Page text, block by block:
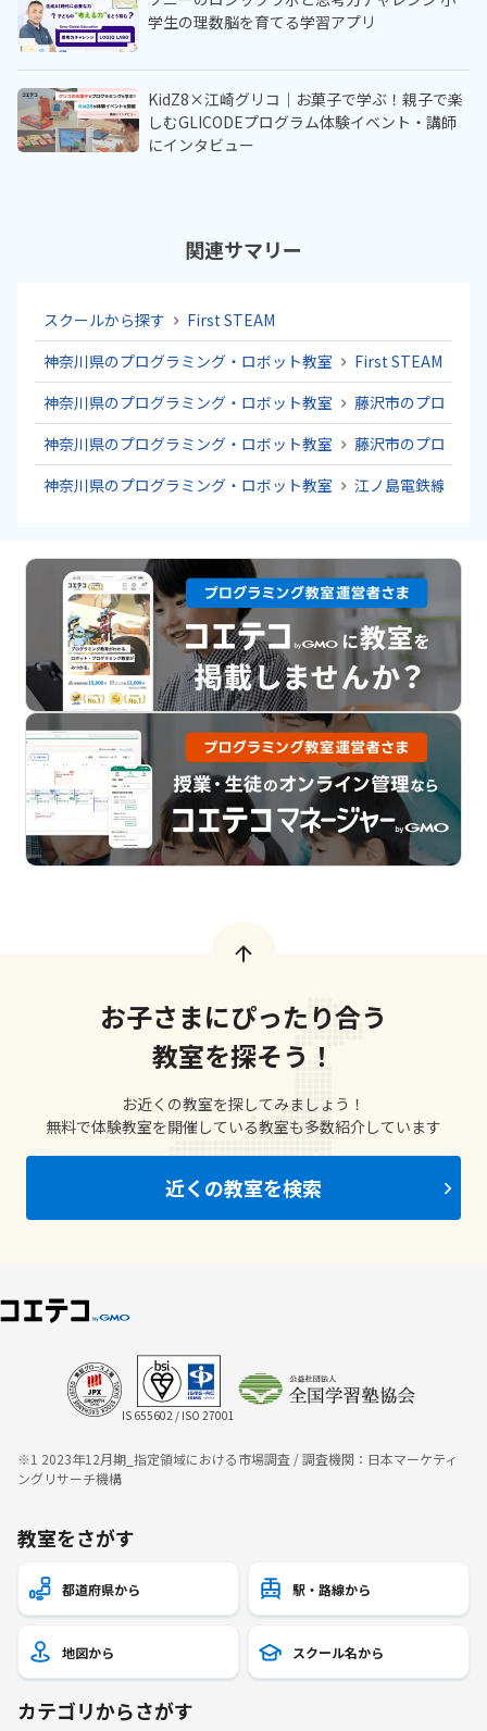
学生の理数脳を育てる学習アプリ
KidZ8×江崎グリコ｜お菓子で学ぶ！親子で楽
しむGLICODEプログラム体験イベント・講師
にインタビュー
関連サマリー
スクールから探す
First STEAM
神奈川県のプログラミング・ロボット教室
First STEAM
神奈川県のプログラミング・ロボット教室
藤沢市のプログラ
神奈川県のプログラミング・ロボット教室
藤沢市のプログラ
神奈川県のプログラミング・ロボット教室
江ノ島電鉄線のプ
お子さまにぴったり合う
教室を探そう！
お近くの教室を探してみましょう！
無料で体験教室を開催している教室も多数紹介しています
近くの教室を検索
IS 655602 / ISO 27001
※1 2023年12月期_指定領域における市場調査 / 調査機関：日本マーケティ
ングリサーチ機構
教室をさがす
都道府県から 駅・路線から
地図から スクール名から
カテゴリからさがす